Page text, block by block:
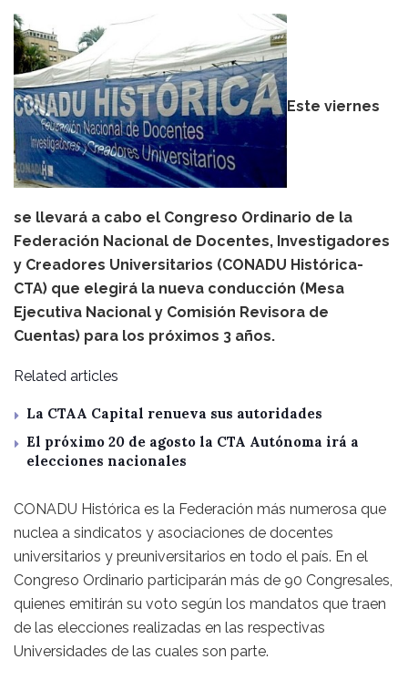
Este viernes
se llevará a cabo el Congreso Ordinario de la
Federación Nacional de Docentes, Investigadores
y Creadores Universitarios (CONADU Histórica-
CTA) que elegirá la nueva conducción (Mesa
Ejecutiva Nacional y Comisión Revisora de
Cuentas) para los próximos 3 años.
Related articles
La CTAA Capital renueva sus autoridades
El próximo 20 de agosto la CTA Autónoma irá a
elecciones nacionales
CONADU Histórica es la Federación más numerosa que
nuclea a sindicatos y asociaciones de docentes
universitarios y preuniversitarios en todo el país. En el
Congreso Ordinario participarán más de 90 Congresales,
quienes emitirán su voto según los mandatos que traen
de las elecciones realizadas en las respectivas
Universidades de las cuales son parte.